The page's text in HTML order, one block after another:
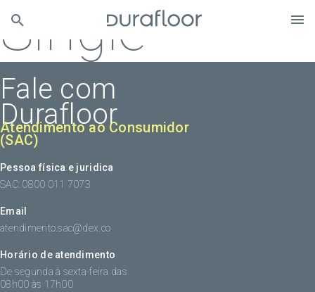
Single
Fale com
Durafloor
Atendimento ao Consumidor
(SAC)
Pessoa física e juridica
SAC: 0800 011 7073
Email
atendimento.sac@dex.co
Horário de atendimento
De segunda à sexta-feira das
08h00 às 17h00